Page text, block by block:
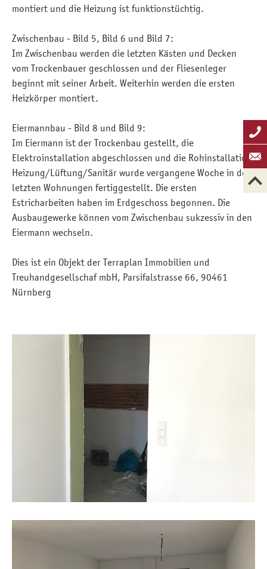
montiert und die Heizung ist funktionstüchtig.
Zwischenbau - Bild 5, Bild 6 und Bild 7:
Im Zwischenbau werden die letzten Kästen und Decken
vom Trockenbauer geschlossen und der Fliesenleger
beginnt mit seiner Arbeit. Weiterhin werden die ersten
Heizkörper montiert.
Eiermannbau - Bild 8 und Bild 9:
Im Eiermann ist der Trockenbau gestellt, die
Elektroinstallation abgeschlossen und die Rohinstallation
Heizung/Lüftung/Sanitär wurde vergangene Woche in den
letzten Wohnungen fertiggestellt. Die ersten
Estricharbeiten haben im Erdgeschoss begonnen. Die
Ausbaugewerke können vom Zwischenbau sukzessiv in den
Eiermann wechseln.
Dies ist ein Objekt der Terraplan Immobilien und
Treuhandgesellschaf mbH, Parsifalstrasse 66, 90461
Nürnberg